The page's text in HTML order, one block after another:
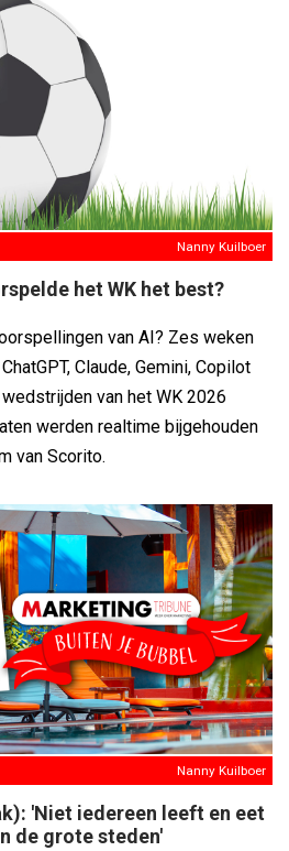
Nanny Kuilboer
het WK het best?
van AI? Zes weken
Claude, Gemini, Copilot
van het WK 2026
werden realtime bijgehouden
van Scorito.
Nanny Kuilboer
'Niet iedereen leeft en eet
de grote steden'